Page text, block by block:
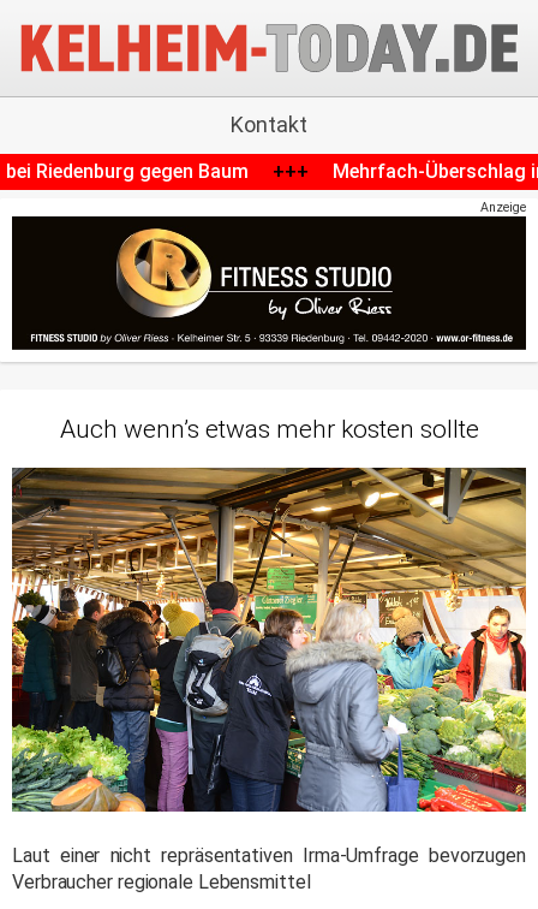
Kontakt
Baum +++ Mehrfach-Überschlag im Kreis Kelheim:
Anzeige
Auch wenn’s etwas mehr kosten sollte
Laut einer nicht repräsentativen Irma-Umfrage bevorzugen
Verbraucher regionale Lebensmittel